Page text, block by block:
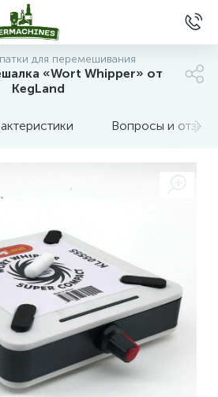
для перемешивания
«Wort Whipper» от
KegLand
Вопросы и отзывы